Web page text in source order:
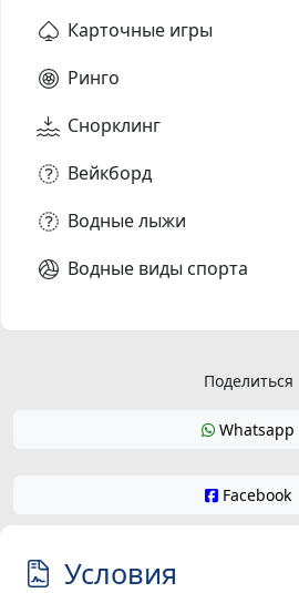
Карточные игры
Ринго
Снорклинг
Вейкборд
Водные лыжи
Водные виды спорта
Поделиться
Whatsapp
Facebook
Условия